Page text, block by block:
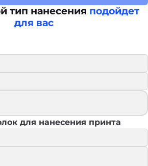
тип нанесения подойдет
для вас
для нанесения принта